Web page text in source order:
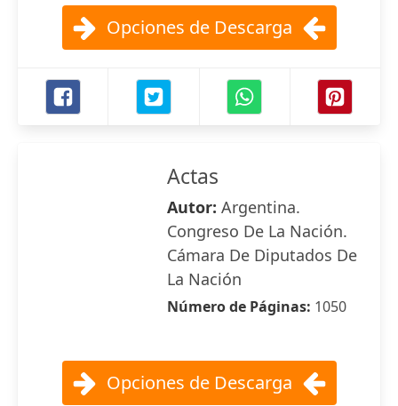
Opciones de Descarga
Actas
Autor: Argentina.
Congreso De La Nación.
Cámara De Diputados De
La Nación
Número de Páginas: 1050
Opciones de Descarga